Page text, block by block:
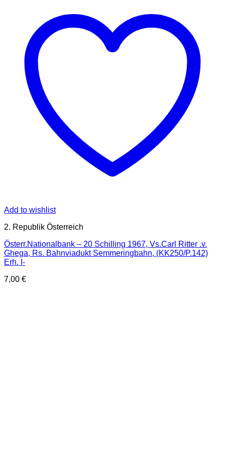
Add to wishlist
2. Republik Österreich
Österr.Nationalbank – 20 Schilling 1967, Vs.Carl Ritter .v.
Ghega, Rs. Bahnviadukt Semmeringbahn, (KK250/P.142)
Erh. I-
7,00 €